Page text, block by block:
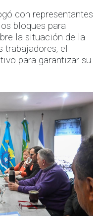
con representantes
bloques para
la situación de la
trabajadores, el
para garantizar su